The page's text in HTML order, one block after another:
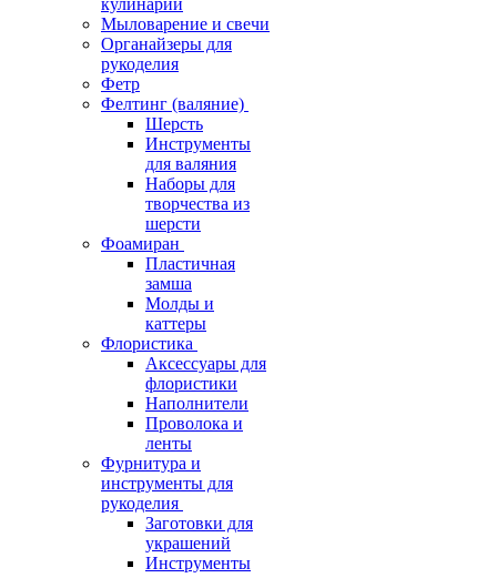
кулинарии
Мыловарение и свечи
Органайзеры для
рукоделия
Фетр
Фелтинг (валяние)
Шерсть
Инструменты
для валяния
Наборы для
творчества из
шерсти
Фоамиран
Пластичная
замша
Молды и
каттеры
Флористика
Аксессуары для
флористики
Наполнители
Проволока и
ленты
Фурнитура и
инструменты для
рукоделия
Заготовки для
украшений
Инструменты